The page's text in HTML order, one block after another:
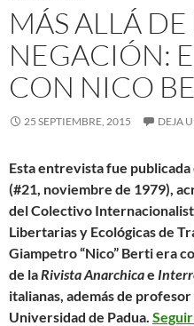
MÁS ALLÁ DE
NEGACIÓN:
CON NICO
25 SEPTIEMBRE, 2015 DEJA
Esta entrevista fue
(#21, noviembre de 1979),
del Colectivo
Libertarias y Ecológicas de
Giampetro “Nico” Berti era
de la Rivista Anarchicae
italianas, además de
Universidad de Padua.